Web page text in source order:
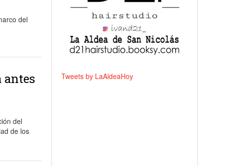
San
del
antes
del
de los
Tweets by LaAldeaHoy